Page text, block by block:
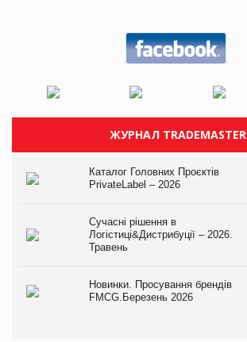
ЖУРНАЛ TRADEMASTER
Каталог Головних Проєктів
PrivateLabel – 2026
Сучасні рішення в
Логістиці&Дистрибуції – 2026.
Травень
Новинки. Просування брендів
FMCG.Березень 2026